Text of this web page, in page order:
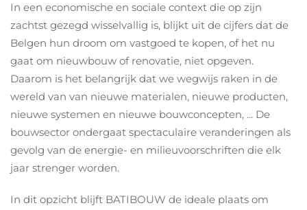
In een economische en sociale context die op zijn
zachtst gezegd wisselvallig is, blijkt uit de cijfers dat de
Belgen hun droom om vastgoed te kopen, of het nu
gaat om nieuwbouw of renovatie, niet opgeven.
Daarom is het belangrijk dat we wegwijs raken in de
wereld van van nieuwe materialen, nieuwe producten,
nieuwe systemen en nieuwe bouwconcepten, ... De
bouwsector ondergaat spectaculaire veranderingen als
gevolg van de energie- en milieuvoorschriften die elk
jaar strenger worden.
In dit opzicht blijft BATIBOUW de ideale plaats om